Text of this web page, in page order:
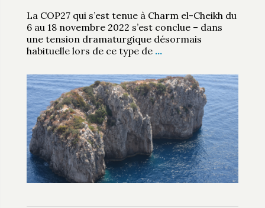
La COP27 qui s’est tenue à Charm el-Cheikh du
6 au 18 novembre 2022 s’est conclue – dans
une tension dramaturgique désormais
habituelle lors de ce type de …